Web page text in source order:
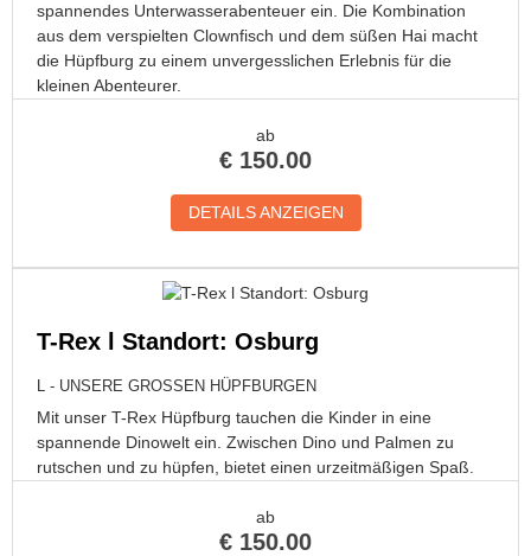
spannendes Unterwasserabenteuer ein. Die Kombination
aus dem verspielten Clownfisch und dem süßen Hai macht
die Hüpfburg zu einem unvergesslichen Erlebnis für die
kleinen Abenteurer.
ab
€ 150.00
DETAILS ANZEIGEN
T-Rex l Standort: Osburg
L - UNSERE GROSSEN HÜPFBURGEN
Mit unser T-Rex Hüpfburg tauchen die Kinder in eine
spannende Dinowelt ein. Zwischen Dino und Palmen zu
rutschen und zu hüpfen, bietet einen urzeitmäßigen Spaß.
ab
€ 150.00